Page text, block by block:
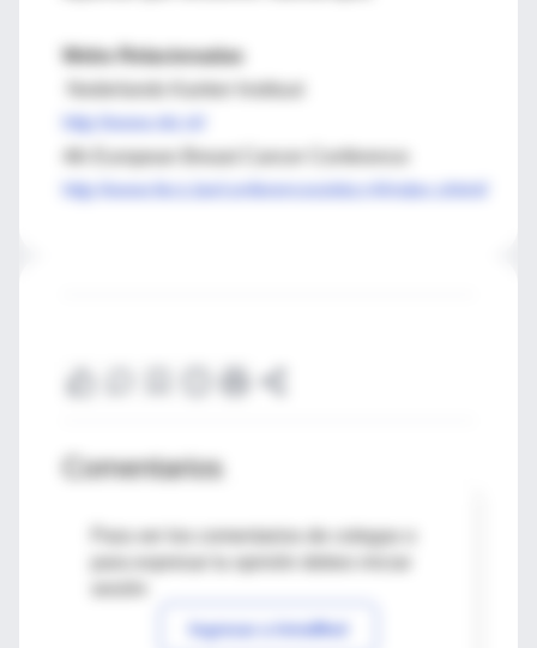
Webs Relacionadas
Comentarios
Para ver los comentarios de colegas o
Ingresar a IntraMed